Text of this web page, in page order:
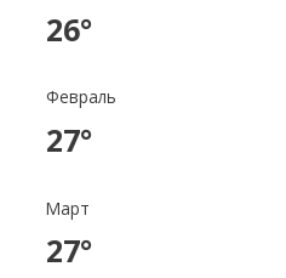
26°
Февраль
27°
Март
27°